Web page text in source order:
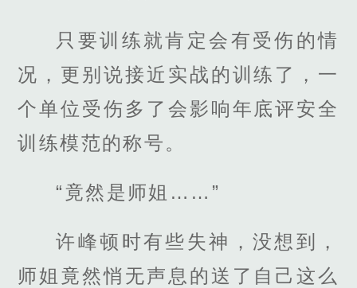
只要训练就肯定会有受伤的情
况，更别说接近实战的训练了，一
个单位受伤多了会影响年底评安全
训练模范的称号。
“竟然是师姐……”
许峰顿时有些失神，没想到，
师姐竟然悄无声息的送了自己这么